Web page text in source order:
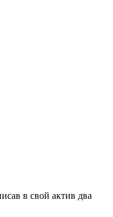
в свой актив два